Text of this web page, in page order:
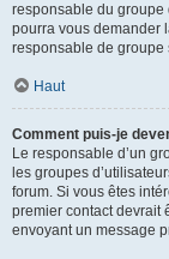
responsable du groupe
pourra vous demander
responsable de groupe
Haut
Comment puis-je
Le responsable d’un
les groupes
forum. Si vous êtes
premier contact devrait
envoyant un message